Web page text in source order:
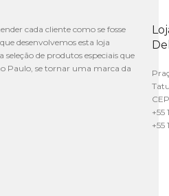
cada cliente como se fosse
desenvolvemos esta loja
de produtos especiais que
Paulo, se tornar uma marca da
+55
+55